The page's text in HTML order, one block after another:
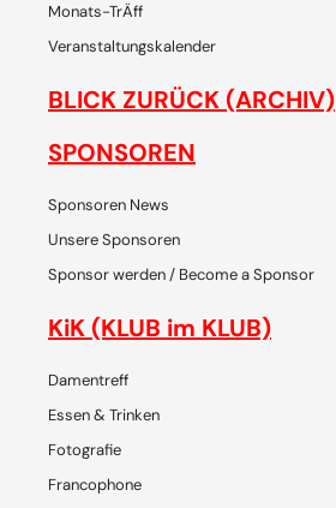
Monats-TrÄff
Veranstaltungskalender
BLICK ZURÜCK (ARCHIV)
SPONSOREN
Sponsoren News
Unsere Sponsoren
Sponsor werden / Become a Sponsor
KiK (KLUB im KLUB)
Damentreff
Essen & Trinken
Fotografie
Francophone